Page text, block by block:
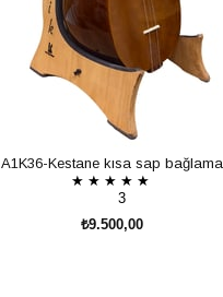
A1K36-Kestane kısa sap bağlama
★ ★ ★ ★ ★
3
₺9.500,00